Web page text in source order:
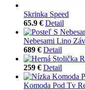
Skrinka Speed
65.9 € Detail
Nebesami Lino
689 € Detail
259 € Detail
Komoda Pod Tv